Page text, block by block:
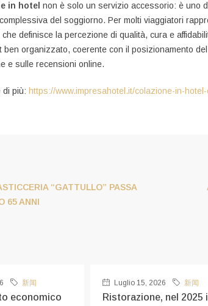
in hotel non è solo un servizio accessorio: è uno
del soggiorno. Per molti viaggiatori
che definisce la percezione di qualità, cura e
ben organizzato, coerente con il posizionamento
e sulle recensioni online.
di più: https://www.impresahotel.it/colazione-in-
“GATTULLO” PASSA
65 ANNI
新闻
economico
Luglio 15, 2026 新闻
Ristorazione, nel 2025 il